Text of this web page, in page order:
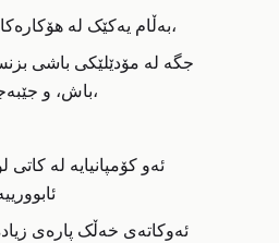
بەڵام یەکێک لە هۆکارەکانی سەرکەوتنی،
جگە لە مۆدێلێکی باشی
باش، و جێبەجێکردنێکی باش،
ئەو کۆمپانیایە لە
ئەوکاتەی خەڵک پارەی